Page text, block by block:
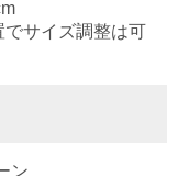
サイズ調整は可
ン